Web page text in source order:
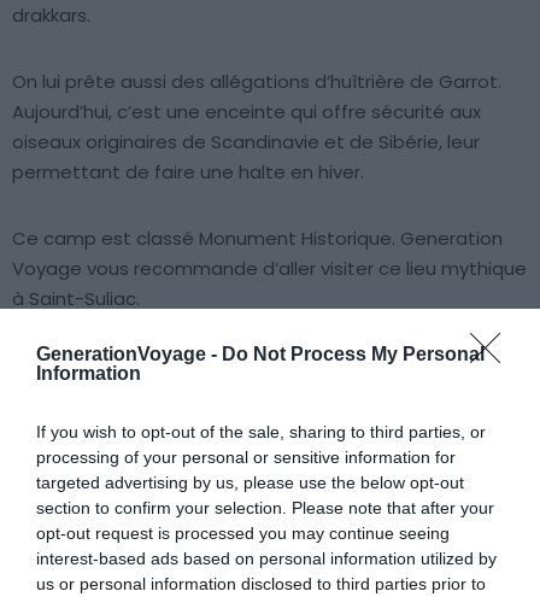
GenerationVoyage - Do Not Process My Personal
Information
If you wish to opt-out of the sale, sharing to third parties, or
processing of your personal or sensitive information for
targeted advertising by us, please use the below opt-out
section to confirm your selection. Please note that after your
opt-out request is processed you may continue seeing
interest-based ads based on personal information utilized by
us or personal information disclosed to third parties prior to
drakkars.
On lui prête aussi des allégations d’huîtrière de Garrot.
Aujourd’hui, c’est une enceinte qui offre sécurité aux
oiseaux originaires de Scandinavie et de Sibérie, leur
permettant de faire une halte en hiver.
Ce camp est classé Monument Historique. Generation
Voyage vous recommande d’aller visiter ce lieu mythique
à Saint-Suliac.
6. Saline des Guettes